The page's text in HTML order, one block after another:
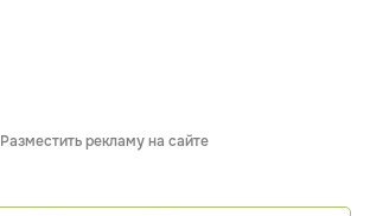
Разместить рекламу на сайте